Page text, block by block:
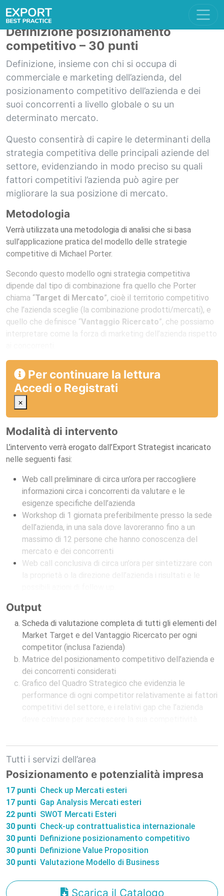
Tutti i servizi dell’area
Posizionamento e potenzialità impresa
17 punti Check up Mercati esteri
17 punti Gap Analysis Mercati esteri
22 punti SWOT Mercati Esteri
30 punti Check-up contrattualistica internazionale
30 punti Definizione posizionamento competitivo
30 punti Definizione Value Proposition
30 punti Valutazione Modello di Business
Scarica il Catalogo
Definizione posizionamento
competitivo – 30 punti
Definizione, insieme con chi si occupa di
commerciale e marketing dell’azienda, del
posizionamento competitivo dell’azienda e dei
suoi concorrenti a livello globale o su un
determinato mercato.
Questo consentirà di capire le determinanti della
strategia competitiva delle principali aziende del
settore, evidenziando in modo preciso su quali
fattori competitivi l’azienda può agire per
migliorare la sua posizione di mercato.
Metodologia
Verrà utilizzata una metodologia di analisi che si basa
sull’applicazione pratica del modello delle strategie
competitive di Michael Porter.
Secondo questo modello ogni strategia competitiva
dipende dal tipo di combinazione fra quello che Porter
chiama “Target di Mercato”, cioè il territorio competitivo
che l’azienda sceglie (la combinazione prodotti/mercati), e
quello che definisce “Vantaggio Ricercato”, che possiamo
interpretare come la forza di marketing dell’azienda rispetto
Per continuare la lettura
Accedi o Registrati
×
Modalità di intervento
L’intervento verrà erogato dall’Export Strategist incaricato
nelle seguenti fasi:
Web call preliminare di circa un’ora per raccogliere
informazioni circa i concorrenti da valutare e le
esigenze specifiche dell’azienda
Workshop di 1 giornata preferibilmente presso la sede
dell’azienda, in una sala dove lavoreranno fino a un
massimo di 12 persone che hanno conoscenza del
mercato e dei concorrenti
Web call conclusiva di circa un’ora per sintetizzare con
Output
Scheda di valutazione completa di tutti gli elementi del
Market Target e del Vantaggio Ricercato per ogni
competitor (inclusa l’azienda)
Matrice del posizionamento competitivo dell’azienda e
dei concorrenti considerati
Grafico del Quadro Strategico che evidenzia le
performance di ogni competitor relativamente ai fattori
competitivi del settore, e i relativi gap che l’azienda